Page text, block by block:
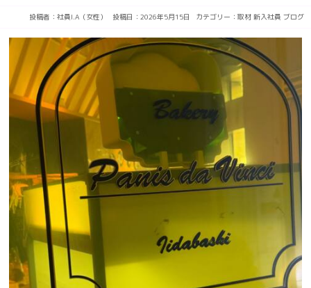
投稿者： 社員I.A（女性） 投稿日：2026年5月15日 カテゴリー： 取材 新入社員 ブログ